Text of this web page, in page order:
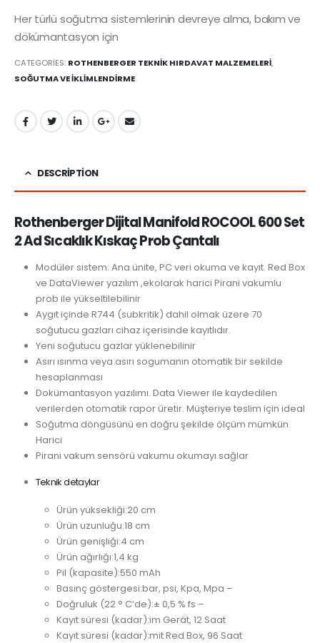
Her türlü soğutma sistemlerinin devreye alma, bakım ve
dökümantasyon için
CATEGORIES: ROTHENBERGER TEKNİK HIRDAVAT MALZEMELERİ,
SOĞUTMA VE İKLİMLENDİRME
DESCRIPTION
Rothenberger Dijital Manifold ROCOOL 600 Set
2 Ad Sıcaklık Kıskaç Prob Çantalı
Modüler sistem: Ana ünite, PC veri okuma ve kayıt. Red Box
ve DataViewer yazılım ,ekolarak harici Pirani vakumlu
prob ile yükseltilebilinir
Aygıt içinde R744 (subkritik) dahil olmak üzere 70
soğutucu gazları cihaz içerisinde kayıtlıdır.
Yeni soğutucu gazlar yüklenebilinir
Asırı ısınma veya asırı sogumanın otomatik bir sekilde
hesaplanması
Dokümantasyon yazılımı. Data Viewer ile kaydedilen
verilerden otomatik rapor üretir. Müşteriye teslim için ideal
Soğutma döngüsünü en doğru şekilde ölçüm mümkün.
Harici
Pirani vakum sensörü vakumu okumayı sağlar
Teknik detaylar
Ürün yüksekliği:20 cm
Ürün uzunluğu:18 cm
Ürün genişliği:4 cm
Ürün ağırlığı:1,4 kg
Pil (kapasite):550 mAh
Basınç göstergesi:bar, psi, Kpa, Mpa –
Doğruluk (22 ° C’de):± 0,5 % fs –
Kayıt süresi (kadar):im Gerät, 12 Saat
Kayıt süresi (kadar):mit Red Box, 96 Saat